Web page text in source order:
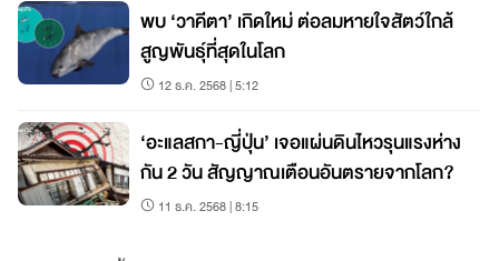
พบ ‘วาคีตา’ เกิดใหม่ ต่อลมหายใจสัตว์ใกล้
สูญพันธุ์ที่สุดในโลก
12 ธ.ค. 2568 | 5:12
‘อะแลสกา-ญี่ปุ่น’ เจอแผ่นดินไหวรุนแรงห่าง
กัน 2 วัน สัญญาณเตือนอันตรายจากโลก?
11 ธ.ค. 2568 | 8:15